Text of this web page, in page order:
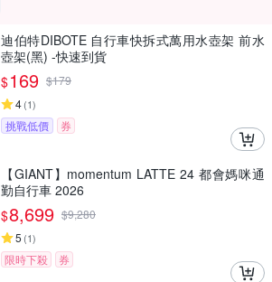
迪伯特DIBOTE 自行車快拆式萬用水壺架 前水
壺架(黑) -快速到貨
$169 $179
4(1)
挑戰低價 券
【GIANT】momentum LATTE 24 都會媽咪通
勤自行車 2026
$8,699 $9,280
5 (1)
限時下殺 券